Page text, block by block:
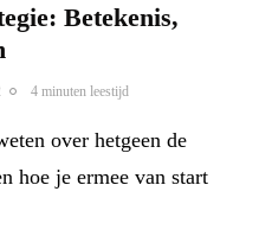
Betekenis,
4 minuten leestijd
over hetgeen de
hoe je ermee van start